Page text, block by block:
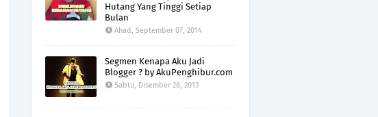
Hutang Yang Tinggi Setiap
Bulan
Ahad, September 07, 2014
Segmen Kenapa Aku Jadi
Blogger ? by AkuPenghibur.com
Sabtu, Disember 28, 2013